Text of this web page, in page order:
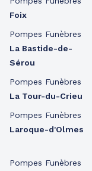
Foix
Pompes Funèbres
La Bastide-de-
Sérou
Pompes Funèbres
La Tour-du-Crieu
Pompes Funèbres
Laroque-d'Olmes
Pompes Funèbres